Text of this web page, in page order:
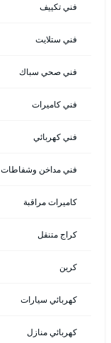
فني تكييف
فني ستلايت
فني صحي سباك
فني كاميرات
فني كهربائي
فني مداخن وشفاطات
كاميرات مراقبة
كراج متنقل
كرين
كهربائي سيارات
كهربائي منازل